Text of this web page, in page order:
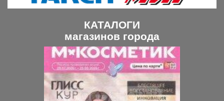
КАТАЛОГИ
магазинов города